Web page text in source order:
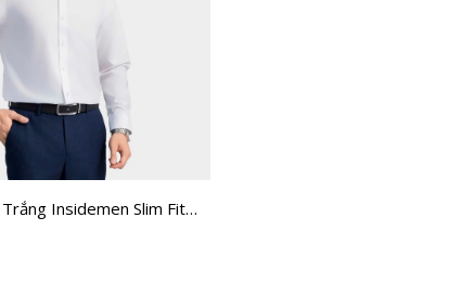
Insidemen Slim Fit